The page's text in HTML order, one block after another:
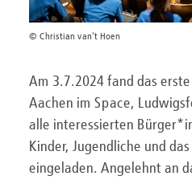
© Christian van't Hoen
Am 3.7.2024 fand das
Aachen im Space,
alle interessierten
Kinder, Jugendliche und
eingeladen. Angelehnt an